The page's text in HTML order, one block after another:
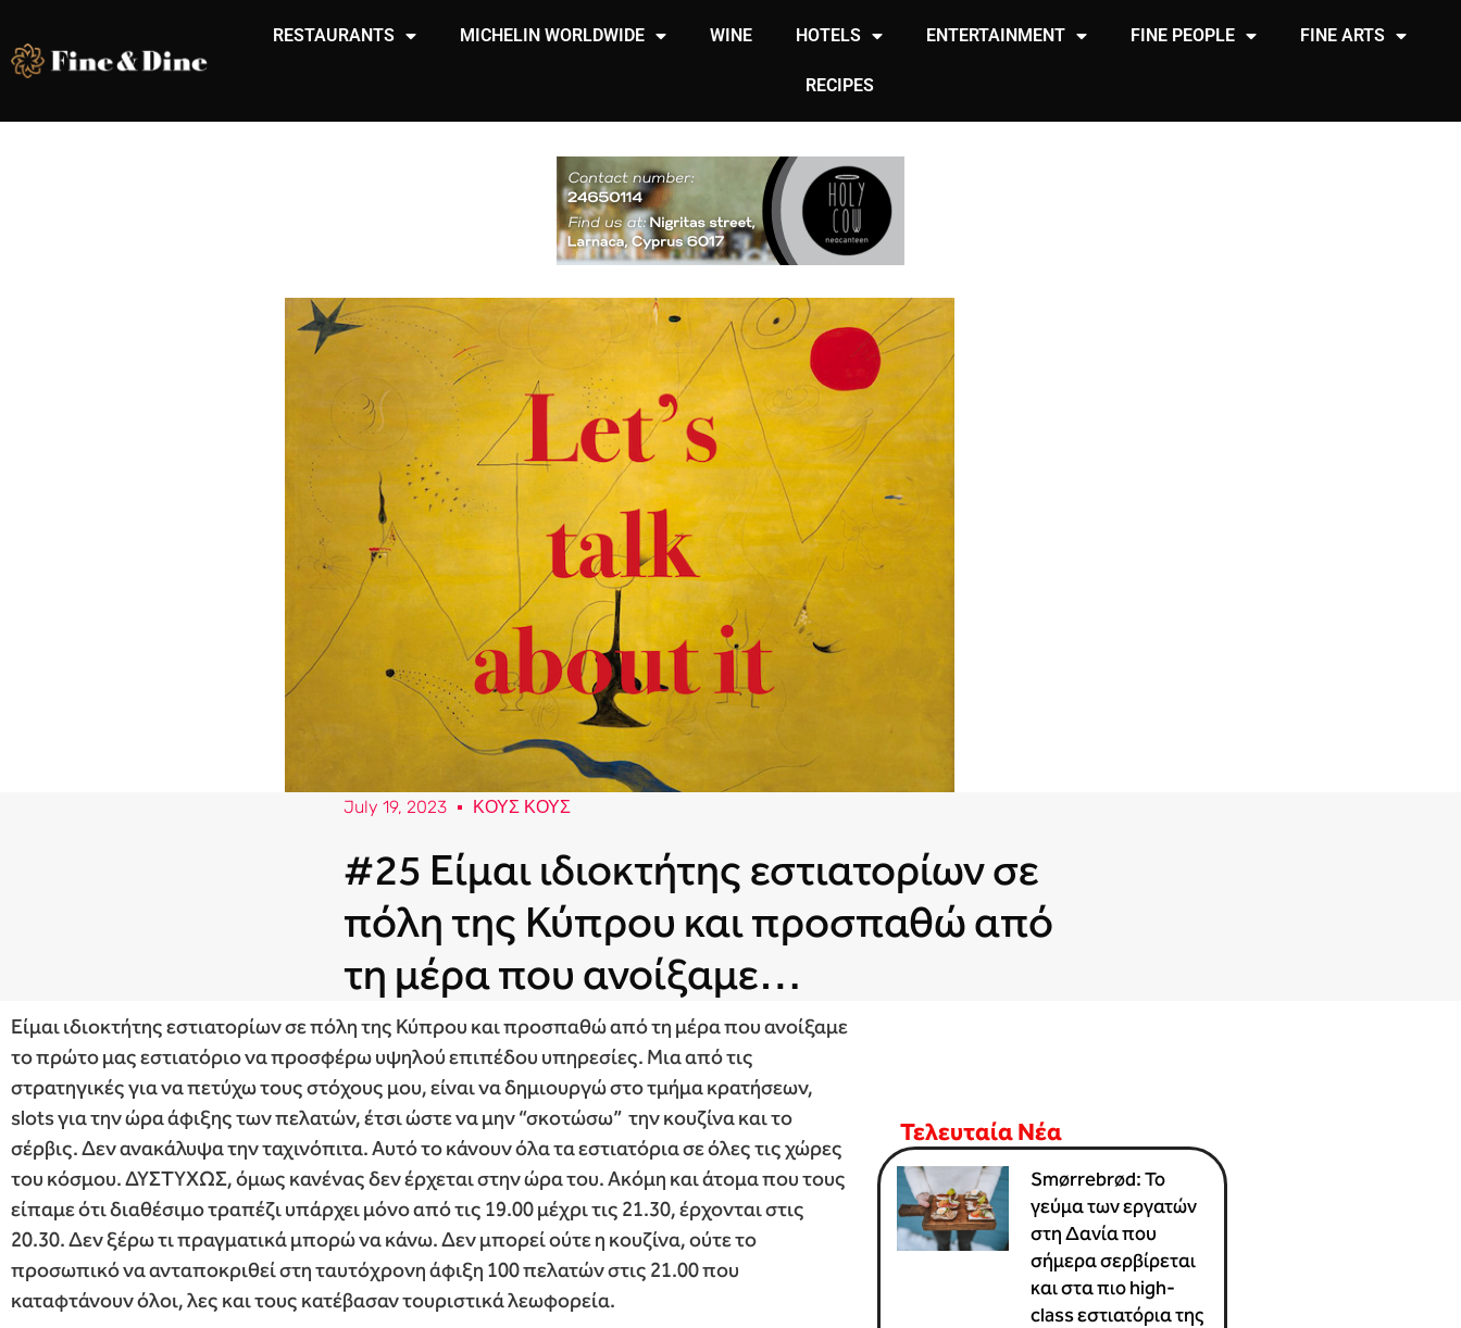
RESTAURANTS MICHELIN WORLDWIDE WINE HOTELS ENTERTAINMENT FINE PEOPLE FINE ARTS
RECIPES
July 19, 2023 ΚΟΥΣ ΚΟΥΣ
#25 Είμαι ιδιοκτήτης εστιατορίων σε
πόλη της Κύπρου και προσπαθώ από
τη μέρα που ανοίξαμε…
Είμαι ιδιοκτήτης εστιατορίων σε πόλη της Κύπρου και προσπαθώ από τη μέρα που ανοίξαμε
το πρώτο μας εστιατόριο να προσφέρω υψηλού επιπέδου υπηρεσίες. Μια από τις
στρατηγικές για να πετύχω τους στόχους μου, είναι να δημιουργώ στο τμήμα κρατήσεων,
slots για την ώρα άφιξης των πελατών, έτσι ώστε να μην “σκοτώσω” την κουζίνα και το
σέρβις. Δεν ανακάλυψα την ταχινόπιτα. Αυτό το κάνουν όλα τα εστιατόρια σε όλες τις χώρες
του κόσμου. ΔΥΣΤΥΧΩΣ, όμως κανένας δεν έρχεται στην ώρα του. Ακόμη και άτομα που τους
είπαμε ότι διαθέσιμο τραπέζι υπάρχει μόνο από τις 19.00 μέχρι τις 21.30, έρχονται στις
20.30. Δεν ξέρω τι πραγματικά μπορώ να κάνω. Δεν μπορεί ούτε η κουζίνα, ούτε το
προσωπικό να ανταποκριθεί στη ταυτόχρονη άφιξη 100 πελατών στις 21.00 που
καταφτάνουν όλοι, λες και τους κατέβασαν τουριστικά λεωφορεία.
Τελευταία Νέα
Smørrebrød: Το
γεύμα των εργατών
στη Δανία που
σήμερα σερβίρεται
και στα πιο high-
class εστιατόρια της